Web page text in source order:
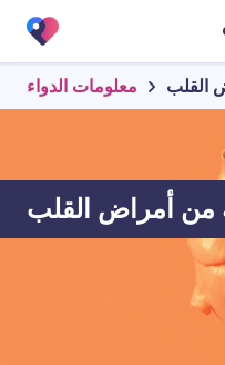
معلومات الدواء القلب
من أمراض القلب